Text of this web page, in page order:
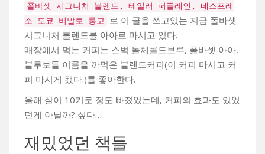
폴바셋 시그니처 블렌드, 테일러 퍼플레인, 네스프레
소 도쿄 비발토 룽고
로 이 글을 쓰고있는 지금 폴바셋
시그니처 블렌드를 아아로 마시고 있다.
매장에서 먹는 커피는 스벅 돌체콜드브루, 폴바셋 아아,
블루보틀 이름을 까먹은 블렌드커피(이 커피 마시고 커
피 마시게 됐다.)를 좋아한다.
올해 살이 10키로 정도 빠졌었는데, 커피의 효과도 있었
던게 아닐까? 싶다…
재밌었던 책들